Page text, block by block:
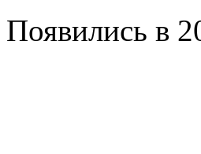
Появились в